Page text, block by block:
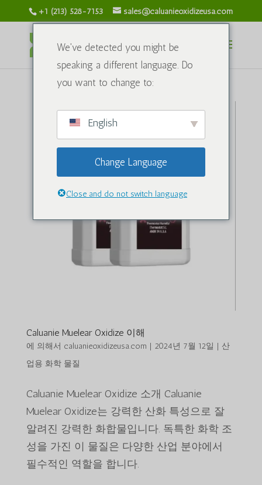
+1 (213) 528-7153 sales@caluanieoxidizeusa.com
Caluanie Muelear Oxidize 이해
에 의해서 caluanieoxidizeusa.com | 2024년 7월 12일 | 산
업용 화학 물질
Caluanie Muelear Oxidize 소개 Caluanie
Muelear Oxidize는 강력한 산화 특성으로 잘
알려진 강력한 화합물입니다. 독특한 화학 조
성을 가진 이 물질은 다양한 산업 분야에서
필수적인 역할을 합니다.
We've detected you might be
speaking a different language. Do
you want to change to:
English
Change Language
Close and do not switch language